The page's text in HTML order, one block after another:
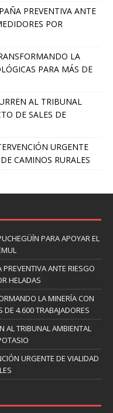
PREVENTIVA ANTE
POR
LA
PARA MÁS DE
AL TRIBUNAL
DE SALES DE
URGENTE
CAMINOS RURALES
PARA APOYAR EL
ANTE RIESGO
HELADAS
LA MINERÍA CON
4.600 TRABAJADORES
AL TRIBUNAL AMBIENTAL
URGENTE DE VIALIDAD